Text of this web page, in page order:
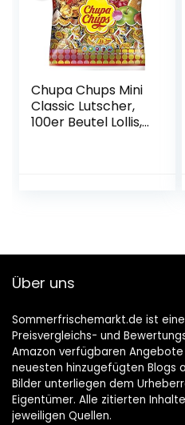
Chupa Chups Mini
Classic Lutscher,
100er Beutel Lollis,
Über uns
Sommerfrischemarkt.de ist
Preisvergleichs- und
Amazon verfügbaren
neuesten hinzugefügten Blogs
Bilder unterliegen dem
Eigentümer. Alle zitierten
jeweiligen Quellen.